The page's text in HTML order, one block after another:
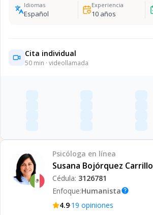
Idiomas
Español
Experiencia
10años
Cita individual
50 min · videollamada
Psicóloga en línea
Susana Bojórquez Carrillo
Cédula: 3126781
Enfoque:Humanistahelp
4.9·19 opiniones